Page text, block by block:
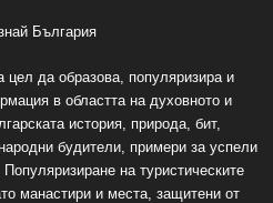
да образова, популяризира и
в областта на духовното и
история, природа, бит,
будители, примери за успели
на туристическите
манастири и места, защитени от